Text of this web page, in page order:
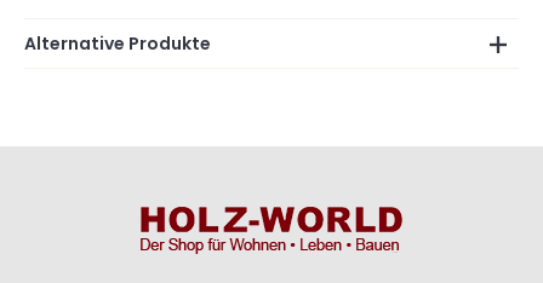
Alternative Produkte